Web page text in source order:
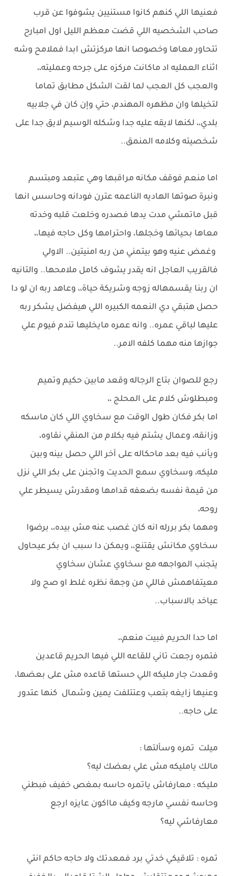
فعنيها اللي كنهم كانوا مستنيين يشوفوا عن قرب
صاحب الشخصيه اللي قضت معظم الليل اول امبارح
تتحاور معاها وخصوصا انها مركزتش ابدا فملامح وشه
اثناء العمليه اد ماكانت مركزه على جرحه وعمليته،،
والعجب كل العجب لما لقت الشكل مطابق تماما
لتخيلها وان مظهره المهندم، حتي وإن كان في جلابيه
بلدي،، لكنها لايقه عليه جدا وشكله الوسيم لايق جدا على
شخصيته وكلامه المنمق..
اما منعم فوقف مكانه مراقبها وهي عتبعد ومبتسم
ونبرة صوتها الهاديه الناعمه عترن فودانه وحاسس انها
قبل ماتمشي مدت يدها فصدره وخلعت قلبه وخدته
معاها بحيائها وخجلها، واحترامها وكل حاجه فيها،،
وغمض عنيه وهو بيتمني من ربه امنيتين.. الاولي
فالقريب العاجل انه يقدر يشوف كامل ملامحها.. والتانيه
ان ربنا يقسمهاله زوجه وشريكة حياة،، وعاهد ربه ان لو دا
حصل هتبقي دي النعمه الكبيره اللي هيفضل يشكر ربه
عليها لباقي عمره.. وانه عمره مايخليها تندم فيوم علي
جوازها منه مهما كلفه الامر..
رجع للصوان بتاع الرجاله وقعد مابين حكيم وتميم
ومبطلوش كلام على المحلج ،،
اما بكر فكان طول الوقت مع سخاوي اللي كان ماسكه
وزانقه، وعمال يشتم فيه بكلام من المنقي نقاوه،
ويأنب فيه بعد ماحكاله على آخر اللي حصل بينه وبين
مليكه، وسخاوي سمع الحديت واتجنن على بكر اللي نزل
من قيمة نفسه بضعفه قدامها ومقدرش يسيطر علي
روحه،
ومهما بكر بررله انه كان غصب عنه مش بيده،، برضوا
سخاوي مكانش يقتنع،، ويمكن دا سبب ان بكر عيحاول
يتجنب المواجهه مع سخاوي عشان سخاوي
معيتفاهمش فاللي من وجهة نظره غلط او صح ولا
عياخد بالاسباب..
اما حدا الحريم فبيت منعم،،
فتمره رجعت تاني للقاعه اللي فيها الحريم قاعدين
وقعدت جار مليكه اللي حستها قاعده مش على بعضها،
وعنيها زايغه بتعب وعتتلفت يمين وشمال كنها عتدور
على حاجه..
ميلت تمره وسألتها :
مالك يامليكه مش علي بعضك ليه؟
مليكه : معارفاش ياتمره حاسه بمغص خفيف فبطني
وحاسه نفسي مارجه وكيف مااكون عايزه ارجع
معارفاشي ليه؟
تمره : تلاقيكي خدتي برد فمعدتك ولا حاجه حاكم انتي